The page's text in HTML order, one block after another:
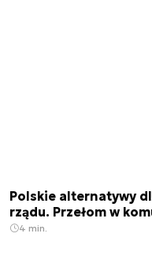
Polskie alternatywy
rządu. Przełom w
4 min.